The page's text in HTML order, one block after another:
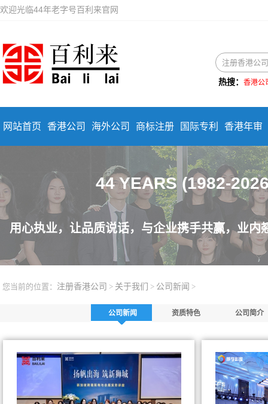
欢迎光临44年老字号百利来官网
热搜： 香港公
网站首页 香港公司 海外公司 商标注册 国际专利 香港年审
44 YEARS (1982-
用心执业，让品质说话，与企业携手共赢，业
您当前的位置： 注册香港公司 > 关于我们 > 公司新闻 >
公司简介
资质特色
公司新闻